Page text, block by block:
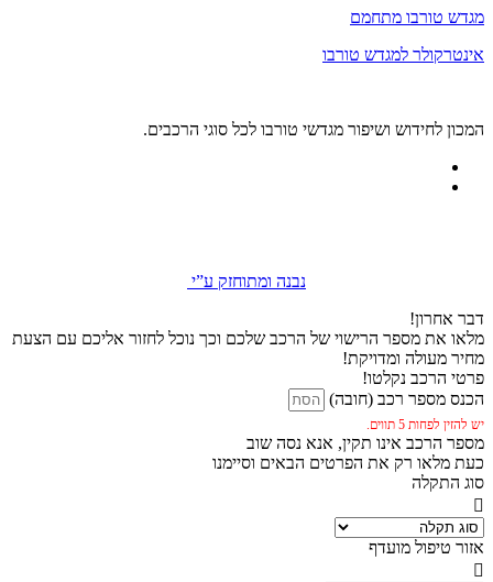
מגדש טורבו מתחמם
אינטרקולר למגדש טורבו
המכון לחידוש ושיפור מגדשי טורבו לכל סוגי הרכבים.
נבנה ומתוחזק ע”י
דבר אחרון!
מלאו את מספר הרישוי של הרכב שלכם וכך נוכל לחזור אליכם עם הצעת
מחיר מעולה ומדויקת!
פרטי הרכב נקלטו!
הכנס מספר רכב (חובה)
יש להזין לפחות 5 תווים.
מספר הרכב אינו תקין, אנא נסה שוב
כעת מלאו רק את הפרטים הבאים וסיימנו
סוג התקלה
אזור טיפול מועדף